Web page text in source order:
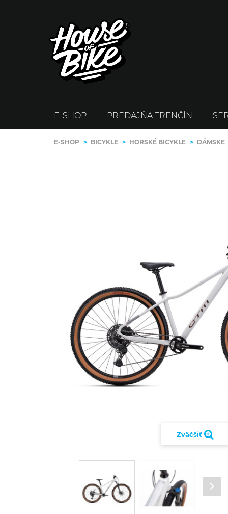
E-SHOP PREDAJŇA TRENČÍN
E-SHOP > BICYKLE > HORSKÉ BICYKLE > DÁMSKE
Zväčšiť